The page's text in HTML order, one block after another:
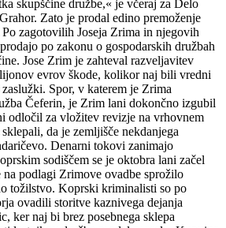
skupščine družbe,« je včeraj za Delo
Zato je prodal edino premoženje
zagotovilih Joseja Zrima in njegovih
po zakonu o gospodarskih družbah
Jose Zrim je zahteval razveljavitev
evrov škode, kolikor naj bili vredni
Spor, v katerem je Zrima
Čeferin, je Zrim lani dokončno izgubil
odločil za vložitev revizje na vrhovnem
da je zemljišče nekdanjega
Denarni tokovi zanimajo
sodiščem se je oktobra lani začel
na podlagi Zrimove ovadbe sprožilo
tožilstvo. Koprski kriminalisti so po
ovadili storitve kaznivega dejanja
ker naj bi brez posebnega sklepa